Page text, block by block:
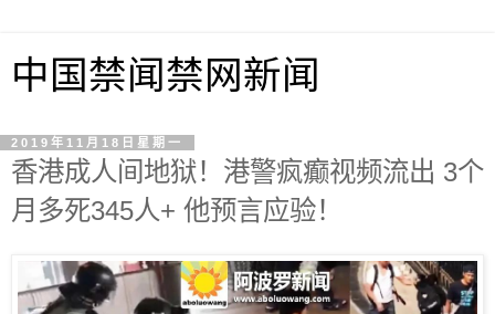
中国禁闻禁网新闻
2019年11月18日星期一
香港成人间地狱！港警疯癫视频流出 3个
月多死345人+ 他预言应验！